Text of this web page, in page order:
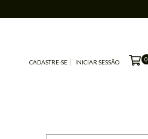
CADASTRE-SE INICIAR SESSÃO 0